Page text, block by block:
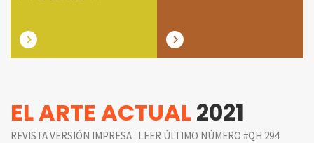
EL ARTE ACTUAL2021
REVISTA VERSIÓN IMPRESA | LEER ÚLTIMO NÚMERO #QH 294